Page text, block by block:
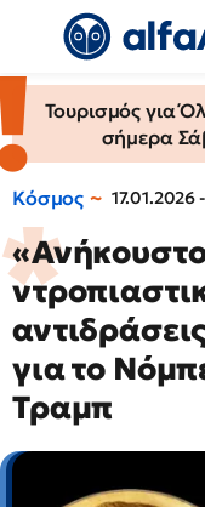
Τουρισμός για
σήμερα
Κόσμος 17.01.2026
για το
Τραμπ